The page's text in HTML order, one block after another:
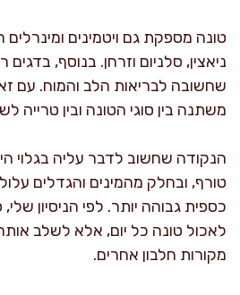
משתנה בין סוגי הטונה ובין טרייה
הנקודה שחשוב לדבר עליה בגלוי
טורף, ובחלק מהמינים והגדלים
כספית גבוהה יותר. לפי הניסיון שלי,
לאכול טונה כל יום, אלא לשלב
מקורות חלבון אחרים.